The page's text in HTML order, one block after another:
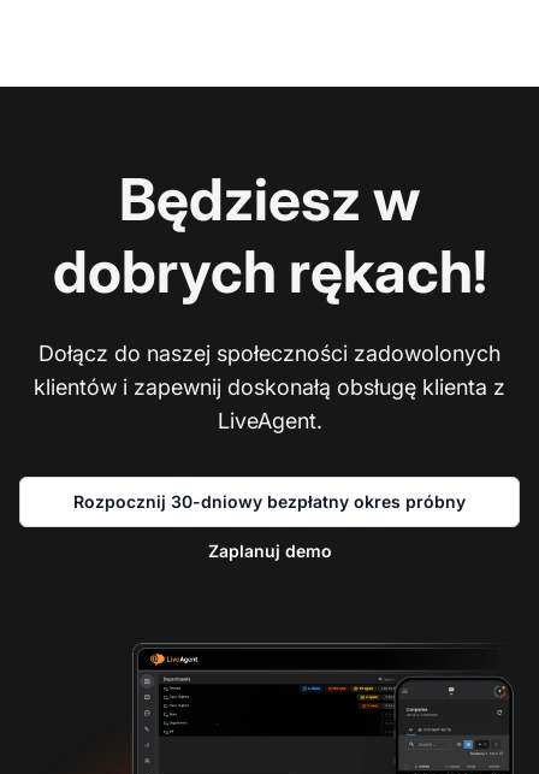
Będziesz w
dobrych rękach!
Dołącz do naszej społeczności zadowolonych
klientów i zapewnij doskonałą obsługę klienta z
LiveAgent.
Rozpocznij 30-dniowy bezpłatny okres próbny
Zaplanuj demo